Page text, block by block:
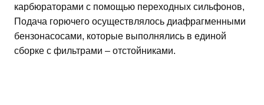
карбюраторами с помощью переходных сильфонов,
Подача горючего осуществлялось диафрагменными
бензонасосами, которые выполнялись в единой
сборке с фильтрами – отстойниками.